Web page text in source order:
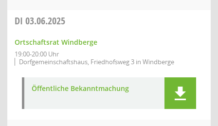
DI 03.06.2025
Ortschaftsrat Windberge
19:00-20:00 Uhr
Dorfgemeinschaftshaus, Friedhofsweg 3 in Windberge
Öffentliche Bekanntmachung